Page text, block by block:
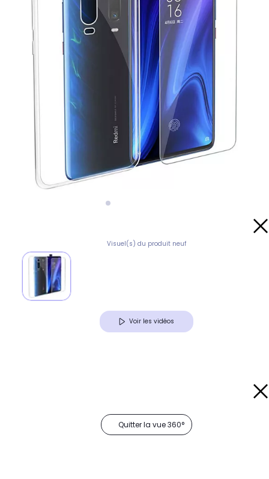
Visuel(s) du produit neuf
Voir les vidéos
Quitter la vue 360°